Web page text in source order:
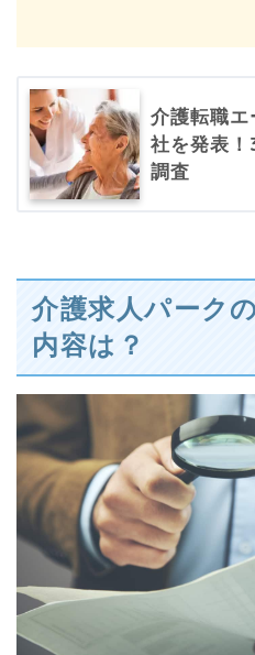
介護転職
社を発表
調査
介護求人パーク
内容は？